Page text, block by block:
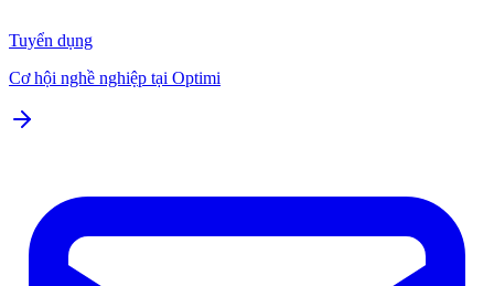
Tuyển dụng
Cơ hội nghề nghiệp tại Optimi